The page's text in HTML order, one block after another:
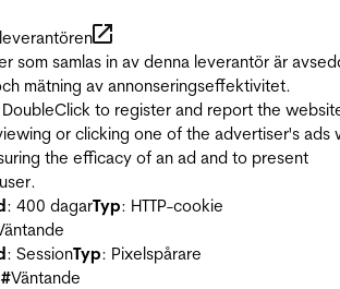
som samlas in av denna leverantör är
mätning av annonseringseffektivitet.
to register and report the
or clicking one of the advertiser's ads
the efficacy of an ad and to present
: 400 dagarTyp: HTTP-cookie
: SessionTyp: Pixelspårare
Väntande